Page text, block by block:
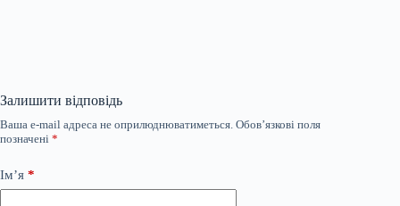
Залишити відповідь
Ваша e-mail адреса не оприлюднюватиметься. Обов’язкові поля
позначені *
Ім’я *